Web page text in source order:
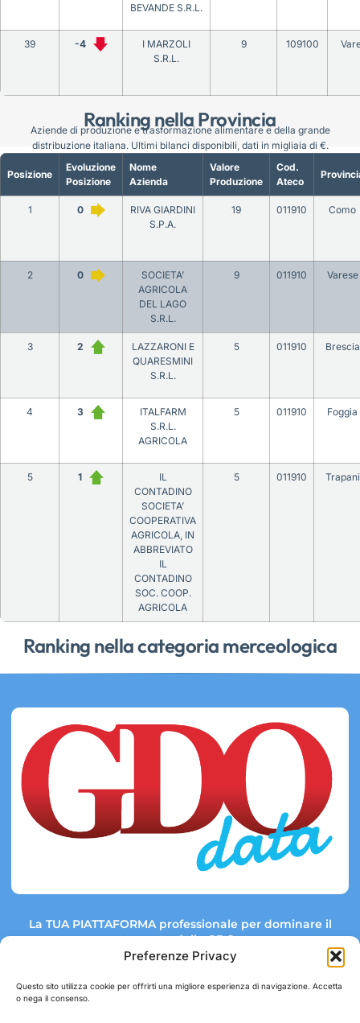
Preferenze Privacy
Questo sito utilizza cookie per offrirti una migliore esperienza di navigazione. Accetta
o nega il consenso.
Ranking nella Provincia
BEVANDE S.R.L.
39 -4
I MARZOLI
S.R.L.
9 109100
Ranking nella categoria merceologica
Posizione
Evoluzione
Posizione
Nome
Azienda
Valore
Produzione
Cod.
Ateco
1 0
RIVA GIARDINI
S.P.A.
19 011910 Como
2 0
SOCIETA’
AGRICOLA
DEL LAGO
S.R.L.
9 011910 Varese
3 2
LAZZARONI E
QUARESMINI
S.R.L.
5 011910 Brescia
4 3
ITALFARM
S.R.L.
AGRICOLA
5 011910 Foggia
5 1
IL
CONTADINO
SOCIETA’
COOPERATIVA
AGRICOLA, IN
ABBREVIATO
IL
CONTADINO
SOC. COOP.
AGRICOLA
5 011910 Trapani
Aziende di produzione e trasformazione alimentare e della grande
distribuzione italiana. Ultimi bilanci disponibili, dati in migliaia di €.
La TUA PIATTAFORMA professionale per dominare il
mercato della GDO.
Link rapidi: